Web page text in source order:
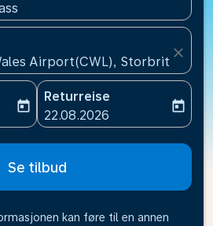
Airport(CWL), Storbritannia
close
date-aria-label
today
Returreise
fc-booking-return-date-
22.08.2026
today
Se tilbud
kan føre til en annen